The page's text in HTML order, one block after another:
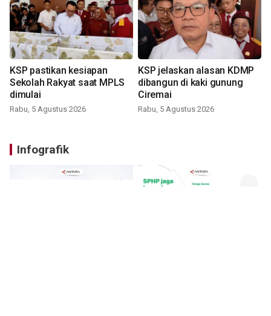
KSP pastikan kesiapan
Sekolah Rakyat saat MPLS
dimulai
Rabu, 5 Agustus 2026
KSP jelaskan alasan KDMP
dibangun di kaki gunung
Ciremai
Rabu, 5 Agustus 2026
Infografik